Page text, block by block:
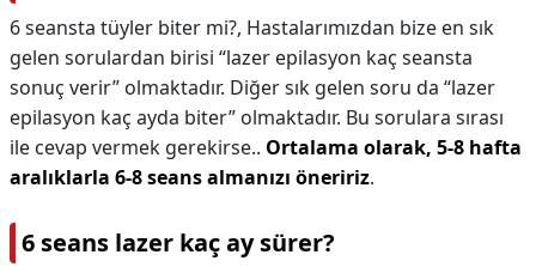
6 seansta tüyler biter mi?, Hastalarımızdan bize en sık
gelen sorulardan birisi “lazer epilasyon kaç seansta
sonuç verir” olmaktadır. Diğer sık gelen soru da “lazer
epilasyon kaç ayda biter” olmaktadır. Bu sorulara sırası
ile cevap vermek gerekirse.. Ortalama olarak, 5-8 hafta
aralıklarla 6-8 seans almanızı öneririz.
6 seans lazer kaç ay sürer?